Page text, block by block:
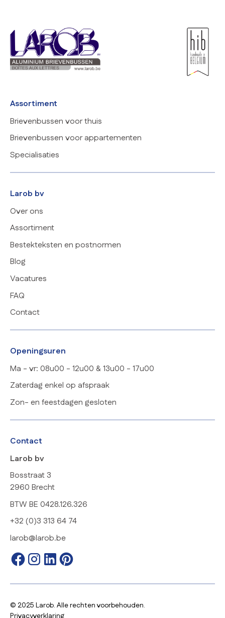
Larob bv
Over ons
Assortiment
Bestekteksten en postnormen
Blog
Vacatures
FAQ
Contact
Assortiment
Brievenbussen voor thuis
Brievenbussen voor appartementen
Specialisaties
Openingsuren
Ma - vr: 08u00 - 12u00 & 13u00 - 17u00
Zaterdag enkel op afspraak
Zon- en feestdagen gesloten
Contact
Larob bv
Bosstraat 3
2960 Brecht
BTW BE 0428.126.326
+32 (0)3 313 64 74
larob@larob.be
© 2025 Larob. Alle rechten voorbehouden.
Privacyverklaring